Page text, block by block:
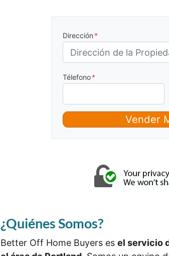
Dirección *
Télefono*
¿Quiénes Somos?
Better Off Home Buyers es el servicio